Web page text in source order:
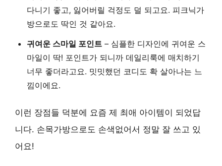
다니기 좋고, 잃어버릴 걱정도 덜 되고요. 피크닉가
방으로도 딱인 것 같아요.
귀여운 스마일 포인트 – 심플한 디자인에 귀여운 스
마일이 딱! 포인트가 되니까 데일리룩에 매치하기
너무 좋더라고요. 밋밋했던 코디도 확 살아나는 느
낌이에요.
이런 장점들 덕분에 요즘 제 최애 아이템이 되었답
니다. 손목가방으로도 손색없어서 정말 잘 쓰고 있
어요!